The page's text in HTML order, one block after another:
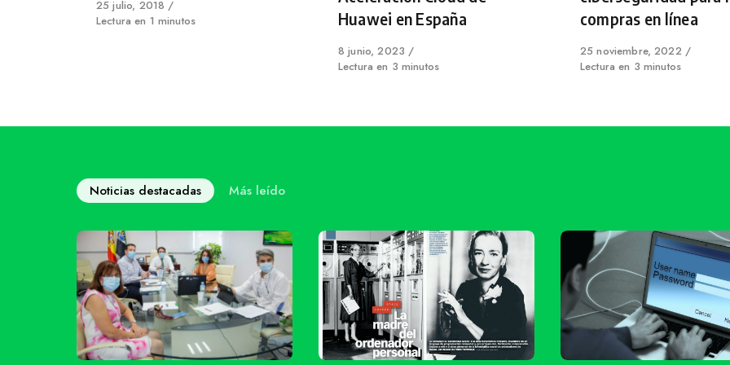
Published
on
25 julio, 2018
Lectura en 1 minutos
Huawei en España
Published
on
8 junio, 2023
Lectura en 3 minutos
compras en línea
Published
on
25 noviembre, 2022
Lectura en 3 minutos
Noticias destacadas Más leído